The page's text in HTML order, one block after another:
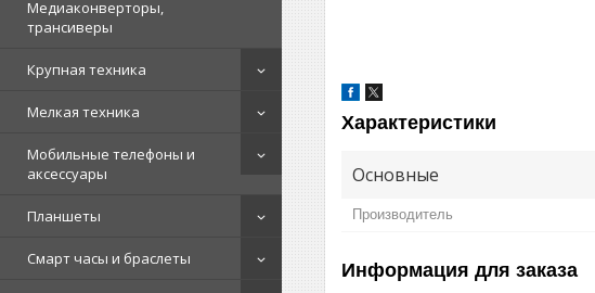
Медиаконверторы,
трансиверы
Крупная техника
Мелкая техника
Мобильные телефоны и
аксессуары
Планшеты
Смарт часы и браслеты
Характеристики
Основные
Производитель
Информация для заказа